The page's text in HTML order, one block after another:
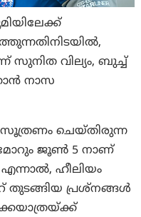
സുനിത വില്യം, ബുച്ച്
നാസ
ചെയ്തിരുന്ന
ജൂൺ 5 നാണ്
ഹീലിയം
തുടങ്ങിയ പ്രശ്നങ്ങൾ